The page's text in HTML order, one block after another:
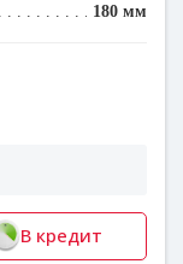
180 мм
В кредит